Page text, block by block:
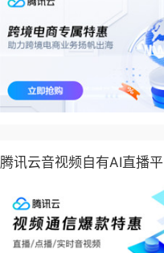
腾讯云音视频自有AI直播